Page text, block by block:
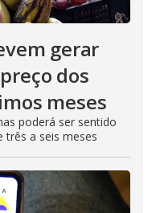
gerar
dos
meses
poderá ser sentido
três a seis meses